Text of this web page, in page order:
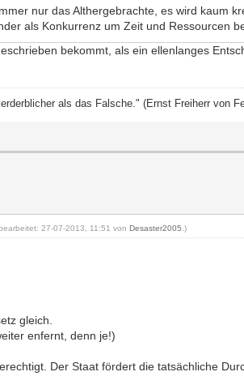
nur das Althergebrachte, es wird kaum
als Konkurrenz um Zeit und Ressourcen
bekommt, als ein ellenlanges
als das Falsche." (Ernst Freiherr von
27-07-2013, 11:51 vonDesaster2005 .)
gleich.
enfernt, denn je!)
Der Staat fördert die tatsächliche